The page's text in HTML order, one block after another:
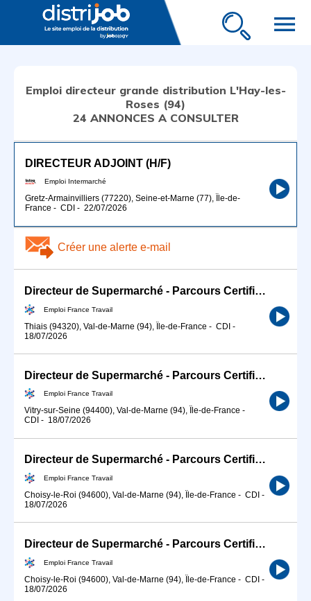
menu
Emploi directeur grande distribution L'Hay-les-
Roses (94)
24 ANNONCES A CONSULTER
DIRECTEUR ADJOINT (H/F)
Emploi Intermarché
Gretz-Armainvilliers (77220), Seine-et-Marne (77), Île-de-
France - CDI - 22/07/2026
Créer une alerte e-mail
Directeur de Supermarché - Parcours Certifiant (H/F)
Emploi France Travail
Thiais (94320), Val-de-Marne (94), Île-de-France - CDI -
18/07/2026
Directeur de Supermarché - Parcours Certifiant (H/F)
Emploi France Travail
Vitry-sur-Seine (94400), Val-de-Marne (94), Île-de-France -
CDI - 18/07/2026
Directeur de Supermarché - Parcours Certifiant (H/F)
Emploi France Travail
Choisy-le-Roi (94600), Val-de-Marne (94), Île-de-France - CDI -
18/07/2026
Directeur de Supermarché - Parcours Certifiant (H/F)
Emploi France Travail
Choisy-le-Roi (94600), Val-de-Marne (94), Île-de-France - CDI -
18/07/2026